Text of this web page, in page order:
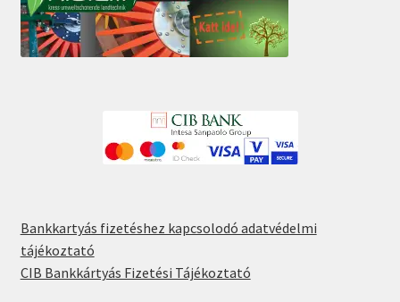
Bankkartyás fizetéshez kapcsolodó adatvédelmi
tájékoztató
CIB Bankkártyás Fizetési Tájékoztató